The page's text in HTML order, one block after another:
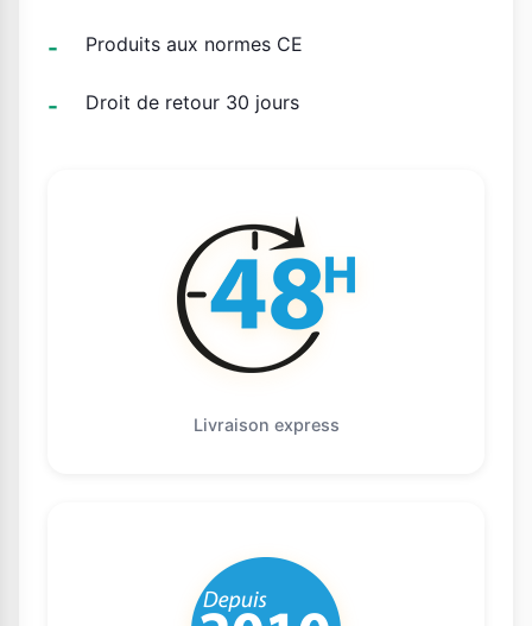
Produits aux normes CE
Droit de retour 30 jours
Livraison express